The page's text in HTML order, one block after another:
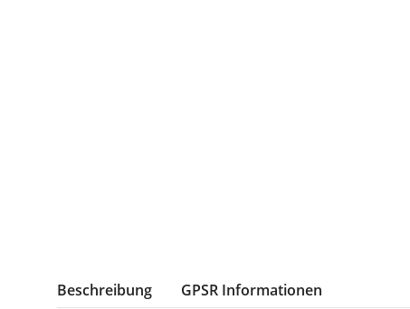
weitere Registerkarten anzeigen
Beschreibung GPSR Informationen